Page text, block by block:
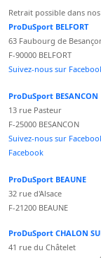
Retrait possible dans
ProDuSport BELFORT
63 Faubourg de
F-90000 BELFORT
Suivez-nous sur
ProDuSport BESANCON
13 rue Pasteur
F-25000 BESANCON
Suivez-nous sur
Facebook
ProDuSport BEAUNE
32 rue d'Alsace
F-21200 BEAUNE
ProDuSport CHALON
41 rue du Châtelet